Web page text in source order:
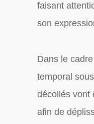
faisant
son
Dans le
temporal
décollés vont
afin de